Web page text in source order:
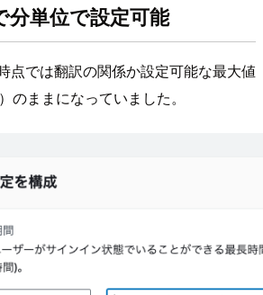
分単位で設定可能
点では翻訳の関係か設定可能な最大値
のままになっていました。